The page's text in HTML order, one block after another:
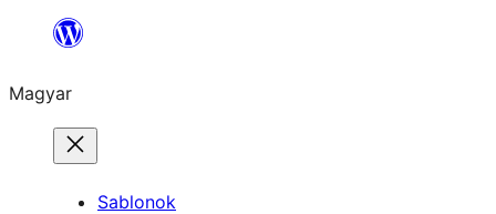
Ugrás
tartalomhoz
Magyar
Sablonok